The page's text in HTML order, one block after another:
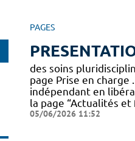
PAGES
des soins
page Prise en
indépendant en
la page “Actualités
05/06/2026 11:52